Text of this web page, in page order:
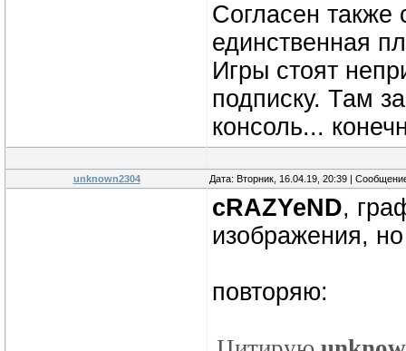
Согласен также
единственная
Игры стоят
подписку. Там
консоль...
unknown2304 Дата: Вторник, 16.04.19, 20:39 |
cRAZYeND,
изображения,
повторяю: